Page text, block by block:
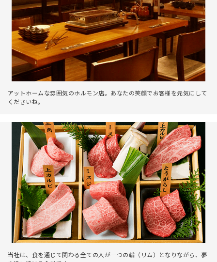
アットホームな雰囲気のホルモン店。あなたの笑顔でお客様を元気にして
くださいね。
当社は、食を通じて関わる全ての人が一つの輪（リム）となりながら、夢